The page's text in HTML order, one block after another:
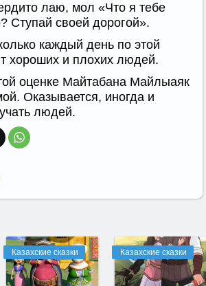
лаю, мол «Что я тебе
Ступай своей дорогой».
каждый день по этой
хороших и плохих людей.
оценке Майтабана Майлыаяк
Оказывается, иногда и
людей.
Казахские сказки Казахские сказки